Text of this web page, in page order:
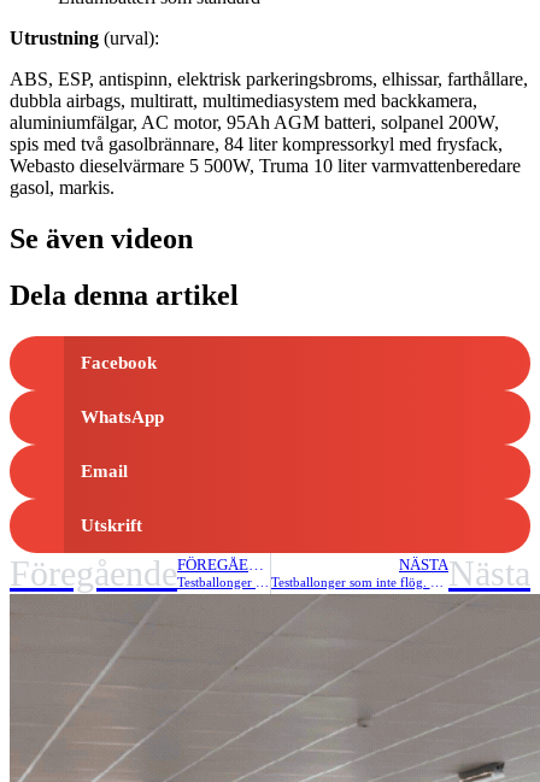
Utrustning (urval):
ABS, ESP, antispinn, elektrisk parkeringsbroms, elhissar, farthållare,
dubbla airbags, multiratt, multimediasystem med backkamera,
aluminiumfälgar, AC motor, 95Ah AGM batteri, solpanel 200W,
spis med två gasolbrännare, 84 liter kompressorkyl med frysfack,
Webasto dieselvärmare 5 500W, Truma 10 liter varmvattenberedare
gasol, markis.
Se även videon
Dela denna artikel
Facebook
WhatsApp
Email
Utskrift
Föregående FÖREGÅENDE
Testballonger som inte flög. Del 1 – Roller Team Triaca 230
NÄSTA
Testballonger som inte flög. Del 2 – Benimar Mileo 210 Nästa